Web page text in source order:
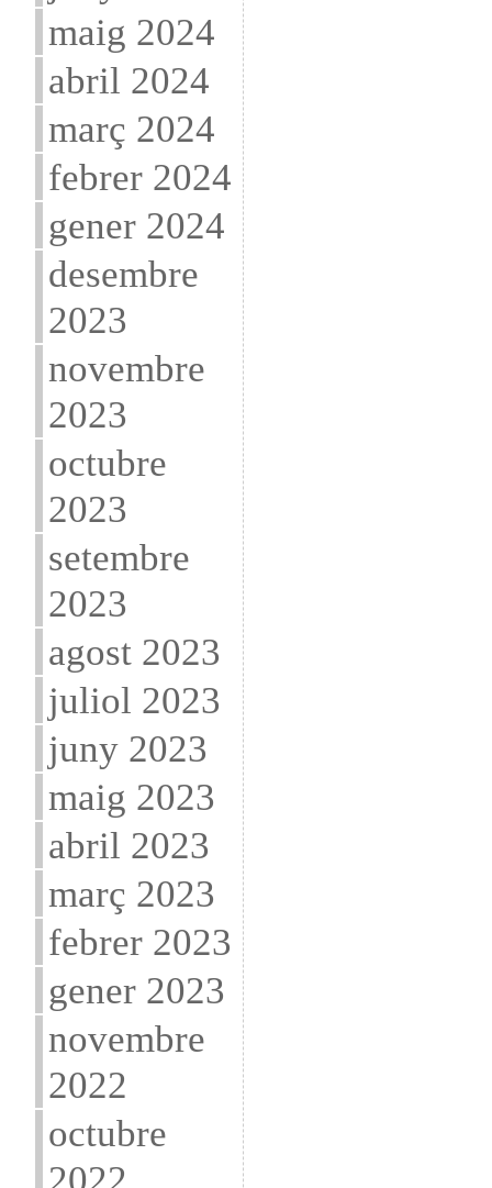
maig 2024
abril 2024
març 2024
febrer 2024
gener 2024
desembre
2023
novembre
2023
octubre
2023
setembre
2023
agost 2023
juliol 2023
juny 2023
maig 2023
abril 2023
març 2023
febrer 2023
gener 2023
novembre
2022
octubre
2022